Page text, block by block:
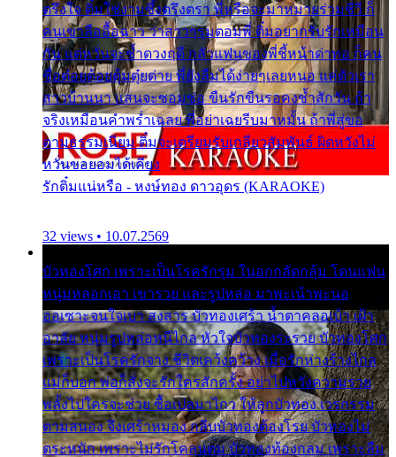
ตรึงใจ ติ๋มใช่งามซึ้งตรึงตรา พี่หรือจะมาหมายร่วมชีวี ก็
คนเขาลืออื้อฉาว ว่าสาวๆรุมตอมพี่ ติ๋มอยากรับรักเหมือน
กัน แต่หวั่นจะช้ำดวงฤดี กลัวแฟนของพี่ชี้หน้าด่าทอ ก็คน
ชื่อต๋อยต้อยตุ้มตุ๋ยต่าย พี่ยังลืมได้ง่ายๆเลยหนอ แค่ตัวเรา
สาวบ้านนา แสนจะซอมซ่อ ขืนรักขืนรอคงช้ำสักวัน ถ้า
จริงเหมือนคำพร่ำเฉลย พี่อย่าเฉยรีบมาหมั้น ถ้าพี่สู่ขอ
ตามธรรมเนียม ติ๋มจะเตรียมรับเกลียวสัมพันธ์ ผิดหวังไม่
หวั่นขอยอมได้เคียง
รักติ๋มแน่หรือ - หงษ์ทอง ดาวอุดร (KARAOKE)
32 views • 10.07.2569
บัวทองโศก เพราะเป็นโรครักรุม ในอกกลัดกลุ้ม โดนแฟน
หนุ่มหลอกเอา เขารวย และรูปหล่อ มาพะเน้าพะนอ
ออเซาะจนใจเบา สงสาร บัวทองเศร้า น้ำตาคลอเบ้า เฝ้า
อาลัย หนุ่มรูปหล่อหนีไกล หัวใจบัวทองระรวย บัวทองโศก
เพราะเป็นโรครักจาง ชีวิตเคว้งคว้าง เมื่อรักห่างร้างไกล
แม่ก็บอก พ่อก็สั่งจะรักใครสักครั้ง อย่าไปหวังความรวย
พลั้งไปใครจะช่วย ซื้อเปลมาไกว ให้ลูกบัวทอง เวรกรรม
ตามสนอง จึงเศร้าหมอง กลีบบัวทองต้องโรย บัวทองไม่
ตระหนัก เพราะไม่รักโคลนตม บัวทองท้องกลม เพราะลืม